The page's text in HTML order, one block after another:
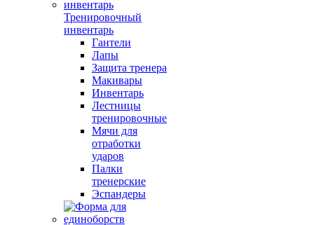
Тренировочный
инвентарь
Гантели
Лапы
Защита тренера
Макивары
Инвентарь
Лестницы
тренировочные
Мячи для
отработки
ударов
Палки
тренерские
Эспандеры